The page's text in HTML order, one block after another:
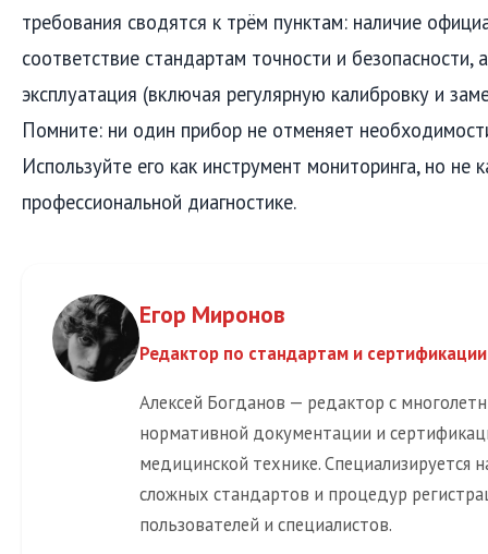
требования сводятся к трём пунктам: наличие
соответствие стандартам точности и безопасности,
эксплуатация (включая регулярную калибровку и
Помните: ни один прибор не отменяет
Используйте его как инструмент мониторинга, но не
профессиональной диагностике.
Егор Миронов
Редактор по стандартам и сертификации
Алексей Богданов — редактор с
нормативной документации и
медицинской технике. Специализируется
сложных стандартов и процедур
пользователей и специалистов.